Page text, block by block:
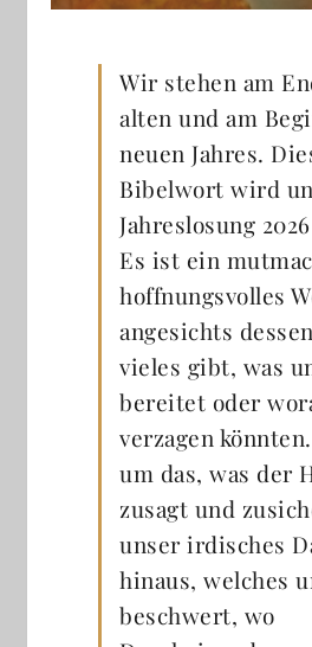
Wir stehen am
alten und am
neuen Jahres.
Bibelwort wird
Jahreslosung
Es ist ein
hoffnungsvolles
angesichts
vieles gibt, was
bereitet oder
verzagen
um das, was der
zusagt und
unser irdisches
hinaus, welches
beschwert, wo